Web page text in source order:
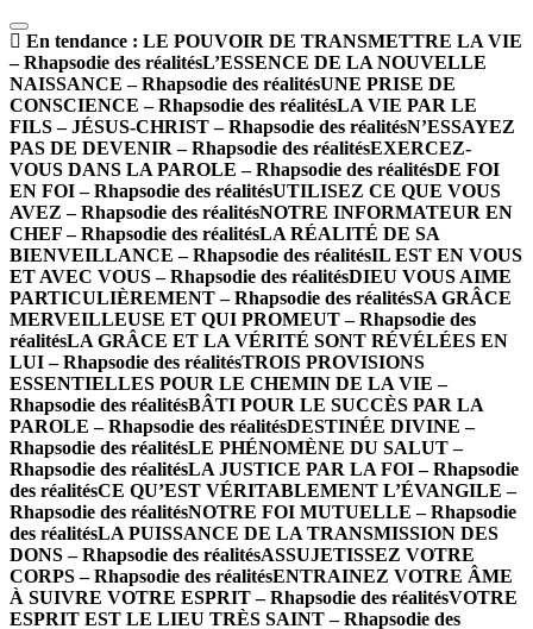
En tendance : LE POUVOIR DE TRANSMETTRE LA VIE
– Rhapsodie des réalitésL’ESSENCE DE LA NOUVELLE
NAISSANCE – Rhapsodie des réalitésUNE PRISE DE
CONSCIENCE – Rhapsodie des réalitésLA VIE PAR LE
FILS – JÉSUS-CHRIST – Rhapsodie des réalitésN’ESSAYEZ
PAS DE DEVENIR – Rhapsodie des réalitésEXERCEZ-
VOUS DANS LA PAROLE – Rhapsodie des réalitésDE FOI
EN FOI – Rhapsodie des réalitésUTILISEZ CE QUE VOUS
AVEZ – Rhapsodie des réalitésNOTRE INFORMATEUR EN
CHEF – Rhapsodie des réalitésLA RÉALITÉ DE SA
BIENVEILLANCE – Rhapsodie des réalitésIL EST EN VOUS
ET AVEC VOUS – Rhapsodie des réalitésDIEU VOUS AIME
PARTICULIÈREMENT – Rhapsodie des réalitésSA GRÂCE
MERVEILLEUSE ET QUI PROMEUT – Rhapsodie des
réalitésLA GRÂCE ET LA VÉRITÉ SONT RÉVÉLÉES EN
LUI – Rhapsodie des réalitésTROIS PROVISIONS
ESSENTIELLES POUR LE CHEMIN DE LA VIE –
Rhapsodie des réalitésBÂTI POUR LE SUCCÈS PAR LA
PAROLE – Rhapsodie des réalitésDESTINÉE DIVINE –
Rhapsodie des réalitésLE PHÉNOMÈNE DU SALUT –
Rhapsodie des réalitésLA JUSTICE PAR LA FOI – Rhapsodie
des réalitésCE QU’EST VÉRITABLEMENT L’ÉVANGILE –
Rhapsodie des réalitésNOTRE FOI MUTUELLE – Rhapsodie
des réalitésLA PUISSANCE DE LA TRANSMISSION DES
DONS – Rhapsodie des réalitésASSUJETISSEZ VOTRE
CORPS – Rhapsodie des réalitésENTRAINEZ VOTRE ÂME
À SUIVRE VOTRE ESPRIT – Rhapsodie des réalitésVOTRE
ESPRIT EST LE LIEU TRÈS SAINT – Rhapsodie des